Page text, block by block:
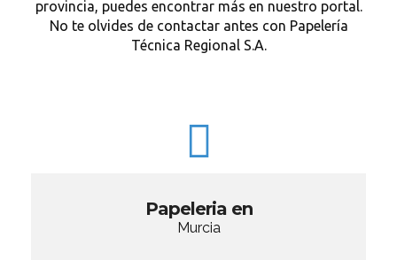
provincia, puedes encontrar más en nuestro portal.
No te olvides de contactar antes con Papelería
Técnica Regional S.A.
Papeleria en
Murcia